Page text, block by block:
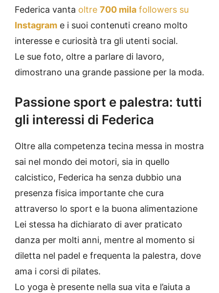
Federica vanta oltre 700 mila followers su
Instagram e i suoi contenuti creano molto
interesse e curiosità tra gli utenti social.
Le sue foto, oltre a parlare di lavoro,
dimostrano una grande passione per la moda.
Passione sport e palestra: tutti
gli interessi di Federica
Oltre alla competenza tecina messa in mostra
sai nel mondo dei motori, sia in quello
calcistico, Federica ha senza dubbio una
presenza fisica importante che cura
attraverso lo sport e la buona alimentazione
Lei stessa ha dichiarato di aver praticato
danza per molti anni, mentre al momento si
diletta nel padel e frequenta la palestra, dove
ama i corsi di pilates.
Lo yoga è presente nella sua vita e l’aiuta a